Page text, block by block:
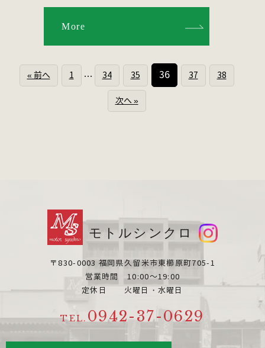
More
« 前へ 1 … 34 35 36 37 38
次へ »
モトルシンクロ
〒830-0003 福岡県久留米市東櫛原町705-1
営業時間 10:00～19:00
定休日 火曜日・水曜日
TEL. 0942-37-0629